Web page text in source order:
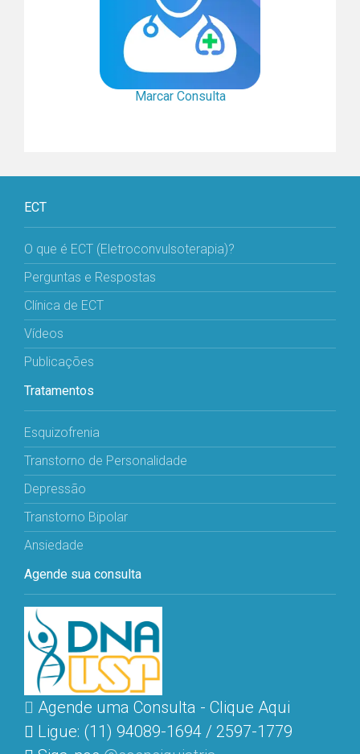
Marcar Consulta
ECT
O que é ECT (Eletroconvulsoterapia)?
Perguntas e Respostas
Clínica de ECT
Vídeos
Publicações
Tratamentos
Esquizofrenia
Transtorno de Personalidade
Depressão
Transtorno Bipolar
Ansiedade
Agende sua consulta
Agende uma Consulta - Clique Aqui
Ligue: (11) 94089-1694 / 2597-1779